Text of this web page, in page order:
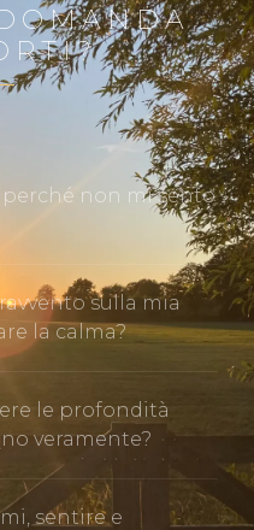
non mi sento
sulla mia
la calma?
le profondità
veramente?
sentire e